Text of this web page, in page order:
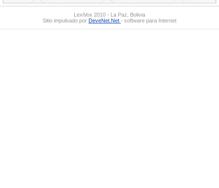
LexiVox 2010 - La Paz, Bolivia
Sitio impulsado por DeveNet.Net - software para Internet